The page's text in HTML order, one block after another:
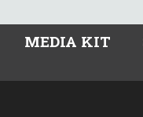
MEDIA KIT